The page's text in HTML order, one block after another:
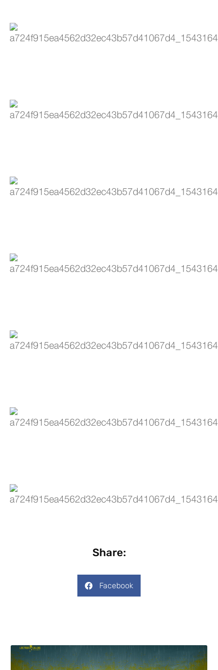
Share:
Facebook